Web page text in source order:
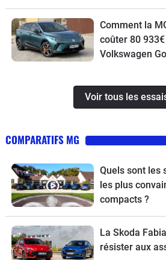
il ?
Comment la
coûter 80
Volkswagen
Voir tous les
COMPARATIFS MG
Quels sont les
les plus
compacts ?
La Skoda
résister aux